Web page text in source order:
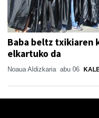
Baba beltz txikiaren
elkartuko da
Noaua Aldizkaria abu 06